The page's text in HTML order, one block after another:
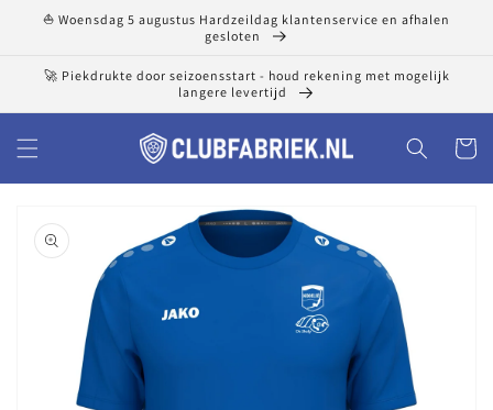
naar de
⛵ Woensdag 5 augustus Hardzeildag klantenservice en afhalen
gesloten
🚀 Piekdrukte door seizoensstart - houd rekening met mogelijk
langere levertijd